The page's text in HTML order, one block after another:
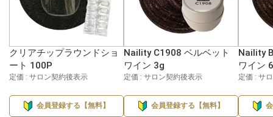
クリアチップラウンドショ
ート 100P
定価 : サロン契約後表示
会員登録する【無料】
Naility C1908 ベルベット
ワイン 3g
定価 : サロン契約後表示
会員登録する【無料】
Naility
ワイン
定価 : サ